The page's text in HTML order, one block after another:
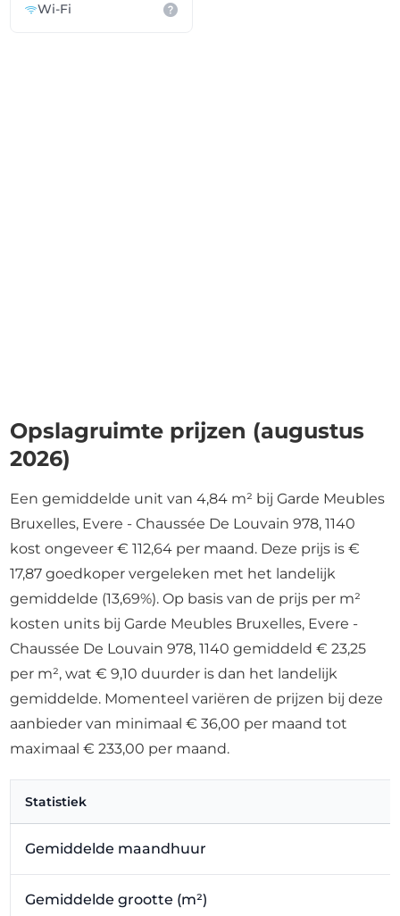
Wi-Fi
Opslagruimte prijzen (augustus
2026)
Een gemiddelde unit van 4,84 m² bij Garde Meubles
Bruxelles, Evere - Chaussée De Louvain 978, 1140
kost ongeveer € 112,64 per maand. Deze prijs is €
17,87 goedkoper vergeleken met het landelijk
gemiddelde (13,69%). Op basis van de prijs per m²
kosten units bij Garde Meubles Bruxelles, Evere -
Chaussée De Louvain 978, 1140 gemiddeld € 23,25
per m², wat € 9,10 duurder is dan het landelijk
gemiddelde. Momenteel variëren de prijzen bij deze
aanbieder van minimaal € 36,00 per maand tot
maximaal € 233,00 per maand.
Statistiek
Gemiddelde maandhuur
Gemiddelde grootte (m²)